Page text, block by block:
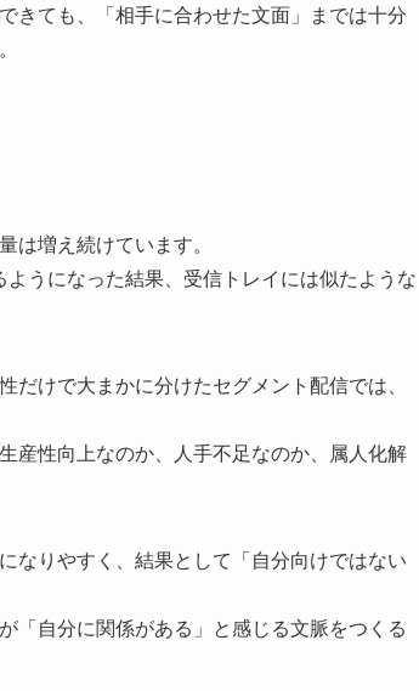
きても、「相手に合わせた文面」までは十分
は増え続けています。
うになった結果、受信トレイには似たような
だけで大まかに分けたセグメント配信では、
産性向上なのか、人手不足なのか、属人化解
なりやすく、結果として「自分向けではない
「自分に関係がある」と感じる文脈をつくる